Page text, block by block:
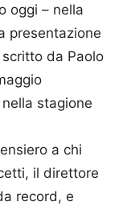
oggi – nella
presentazione
scritto da Paolo
stagione
a chi
il direttore
record, e